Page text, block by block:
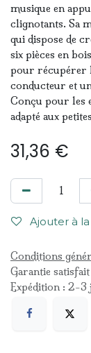
musique en
clignotants. Sa
qui dispose de
six pièces en
pour récupérer
conducteur et
Conçu pour les
adapté aux
31,36 €
Ajouter à
Conditions
Garantie
Expédition : 2-